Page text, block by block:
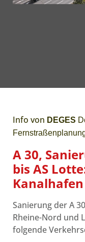
Info von DEGES
A 30,
bis AS
Kanalhafen
Sanierung der A
Rheine-Nord und
folgende